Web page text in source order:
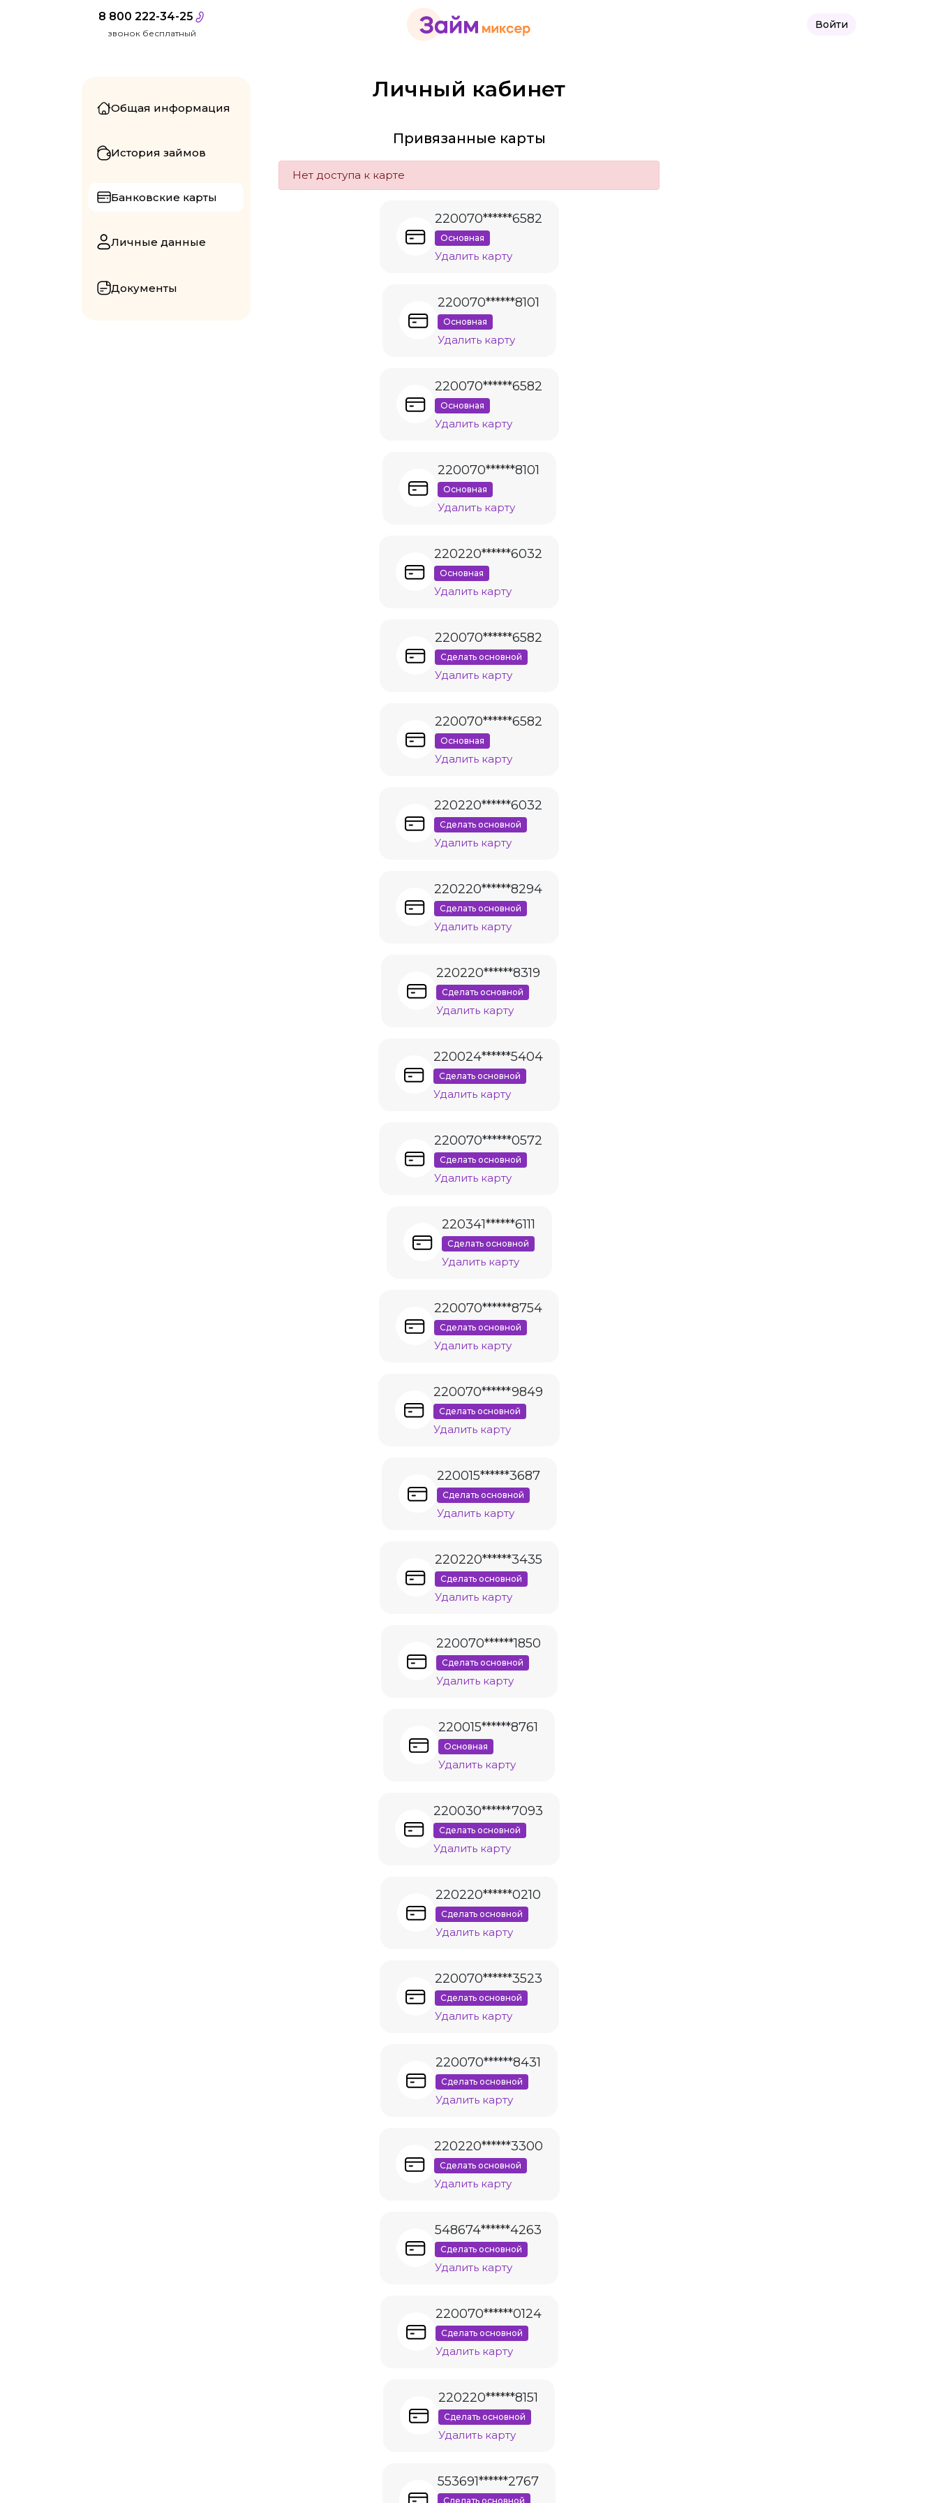
8 800 222-34-25
звонок бесплатный
Войти
Общая информация
История займов
Банковские карты
Личные данные
Документы
Личный кабинет
Привязанные карты
Нет доступа к карте
220070******6582
Основная
Удалить карту
220070******8101
Основная
Удалить карту
220070******6582
Основная
Удалить карту
220070******8101
Основная
Удалить карту
220220******6032
Основная
Удалить карту
220070******6582
Сделать основной
Удалить карту
220070******6582
Основная
Удалить карту
220220******6032
Сделать основной
Удалить карту
220220******8294
Сделать основной
Удалить карту
220220******8319
Сделать основной
Удалить карту
220024******5404
Сделать основной
Удалить карту
220070******0572
Сделать основной
Удалить карту
220341******6111
Сделать основной
Удалить карту
220070******8754
Сделать основной
Удалить карту
220070******9849
Сделать основной
Удалить карту
220015******3687
Сделать основной
Удалить карту
220220******3435
Сделать основной
Удалить карту
220070******1850
Сделать основной
Удалить карту
220015******8761
Основная
Удалить карту
220030******7093
Сделать основной
Удалить карту
220220******0210
Сделать основной
Удалить карту
220070******3523
Сделать основной
Удалить карту
220070******8431
Сделать основной
Удалить карту
220220******3300
Сделать основной
Удалить карту
548674******4263
Сделать основной
Удалить карту
220070******0124
Сделать основной
Удалить карту
220220******8151
Сделать основной
Удалить карту
553691******2767
Сделать основной